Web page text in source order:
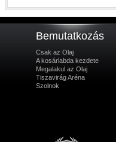
Bemutatkozás
Csak az Olaj
A kosárlabda kezdete
Megalakul az Olaj
Tiszavirág Aréna
Szolnok